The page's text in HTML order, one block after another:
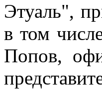
Этуаль",
в том
Попов,